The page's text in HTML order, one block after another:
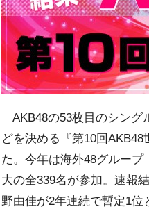
AKB48の53枚目のシング
どを決める『第10回
た。今年は海外48グループ
大の全339名が参加。速報
野由佳が2年連続で暫定1